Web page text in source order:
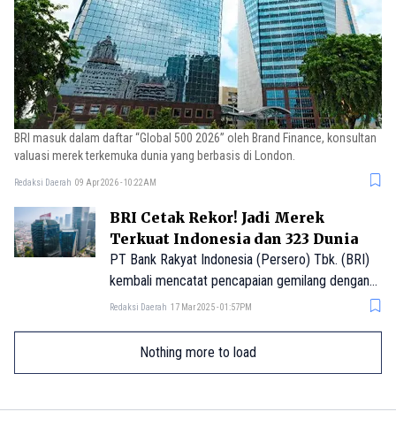
BRI masuk dalam daftar “Global 500 2026” oleh Brand Finance, konsultan
valuasi merek terkemuka dunia yang berbasis di London.
Redaksi Daerah 09 Apr 2026 - 10:22AM
BRI Cetak Rekor! Jadi Merek
Terkuat Indonesia dan 323 Dunia
PT Bank Rakyat Indonesia (Persero) Tbk. (BRI)
kembali mencatat pencapaian gemilang dengan
meningkatnya nilai merek (brand value) dalam
Redaksi Daerah 17 Mar 2025 - 01:57PM
Nothing more to load